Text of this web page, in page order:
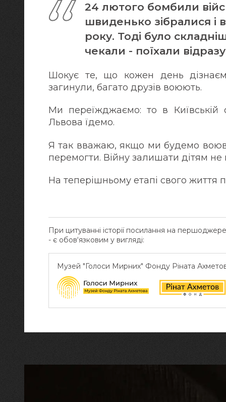
24 лютого бомбили
швиденько зібралися і
року. Тоді було
чекали - поїхали
Шокує те, що кожен день
загинули, багато друзів воюють.
Ми переїжджаємо: то в Київській
Львова їдемо.
Я так вважаю, якщо ми будемо
перемогти. Війну залишати дітям
На теперішньому етапі свого життя
При цитуванні історії посилання на
- є обов‘язковим у вигляді:
Музей "Голоси Мирних" Фонду Ріната